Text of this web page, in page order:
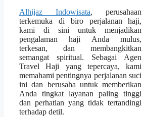
Alhijaz Indowisata, perusahaan
terkemuka di biro perjalanan haji,
kami di sini untuk menjadikan
pengalaman haji Anda mulus,
terkesan, dan membangkitkan
semangat spiritual. Sebagai Agen
Travel Haji yang tepercaya, kami
memahami pentingnya perjalanan suci
ini dan berusaha untuk memberikan
Anda tingkat layanan paling tinggi
dan perhatian yang tidak tertandingi
terhadap detil.